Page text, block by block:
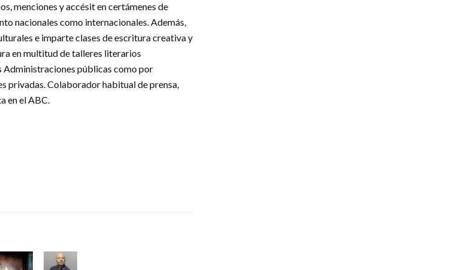
menciones y accésit en certámenes de
nacionales como internacionales. Además,
e imparte clases de escritura creativa y
en multitud de talleres literarios
Administraciones públicas como por
privadas. Colaborador habitual de prensa,
en el ABC.